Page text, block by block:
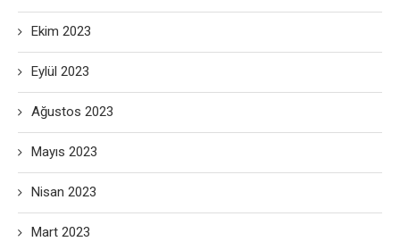
Ekim 2023
Eylül 2023
Ağustos 2023
Mayıs 2023
Nisan 2023
Mart 2023